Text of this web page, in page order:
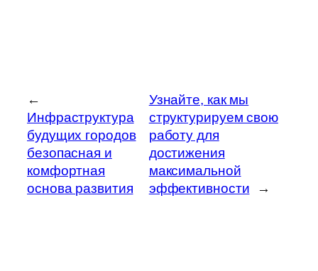
←
Инфраструктура
будущих городов
безопасная и
комфортная
основа развития
Узнайте, как мы
структурируем свою
работу для
достижения
максимальной
эффективности
→